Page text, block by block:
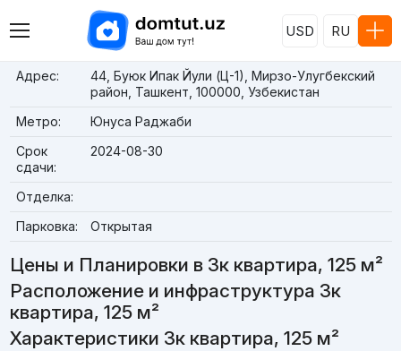
USD RU
Адрес:
44, Буюк Ипак Йули (Ц-1), Мирзо-Улугбекский
район, Ташкент, 100000, Узбекистан
Метро:
Юнуса Раджаби
Срок
сдачи:
2024-08-30
Отделка:
Парковка:
Открытая
Цены и Планировки в 3к квартира, 125 м²
Расположение и инфраструктура 3к
квартира, 125 м²
Характеристики 3к квартира, 125 м²